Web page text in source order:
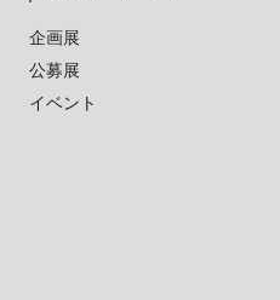
企画展
公募展
イベント